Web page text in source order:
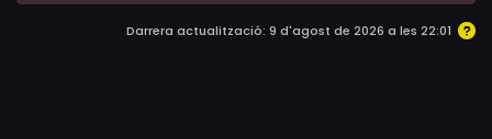
Darrera actualització: 9 d'agost de 2026 a les 22:01